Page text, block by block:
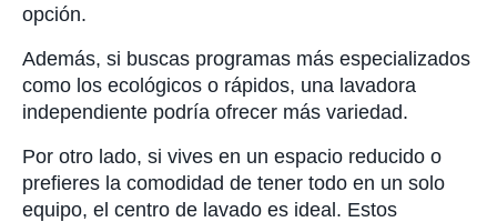
opción.
Además, si buscas programas más especializados
como los ecológicos o rápidos, una lavadora
independiente podría ofrecer más variedad.
Por otro lado, si vives en un espacio reducido o
prefieres la comodidad de tener todo en un solo
equipo, el centro de lavado es ideal. Estos